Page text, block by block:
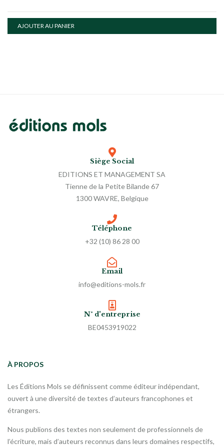
AJOUTER AU PANIER
Siège Social
EDITIONS ET MANAGEMENT SA
Tienne de la Petite Bilande 67
1300 WAVRE, Belgique
Téléphone
+32 (10) 86 28 00
Email
info@editions-mols.fr
N° d'entreprise
BE0453919022
À PROPOS
Les Éditions Mols se définissent comme éditeur indépendant,
ouvert à une diversité de textes d’auteurs francophones et
étrangers.
Nous publions des textes non seulement de professionnels de
l’écriture, mais d’auteurs reconnus dans leurs domaines respectifs,